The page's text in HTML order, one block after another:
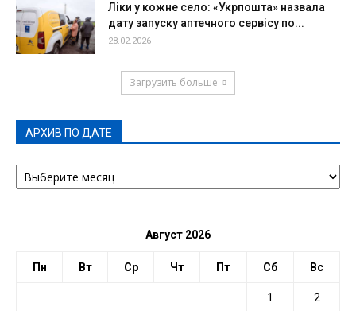
Ліки у кожне село: «Укрпошта» назвала
дату запуску аптечного сервісу по...
28.02.2026
Загрузить больше
АРХИВ ПО ДАТЕ
АРХИВ
ПО
Август 2026
Пн Вт Ср Чт Пт Сб Вс
1 2